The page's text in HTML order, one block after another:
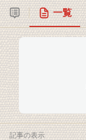
一覧
記事の表示